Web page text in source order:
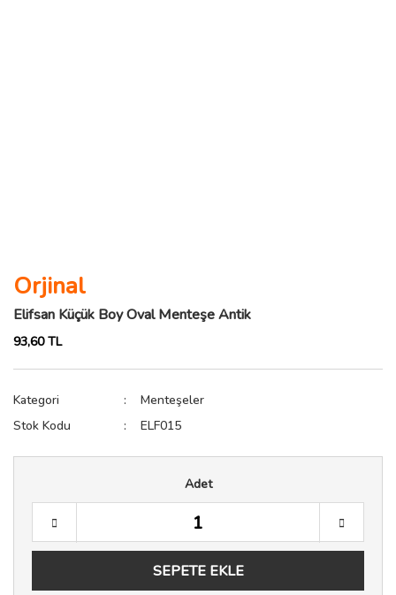
Orjinal
Elifsan Küçük Boy Oval Menteşe Antik
93,60 TL
Kategori
Menteşeler
Stok Kodu
ELF015
Adet
SEPETE EKLE